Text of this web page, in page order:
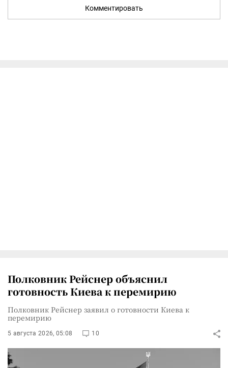
Комментировать
Полковник Рейснер объяснил
готовность Киева к перемирию
Полковник Рейснер заявил о готовности Киева к
перемирию
5 августа 2026, 05:08 10